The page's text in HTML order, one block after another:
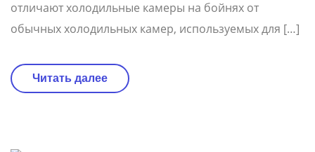
отличают холодильные камеры на бойнях от
обычных холодильных камер, используемых для […]
Читать далее